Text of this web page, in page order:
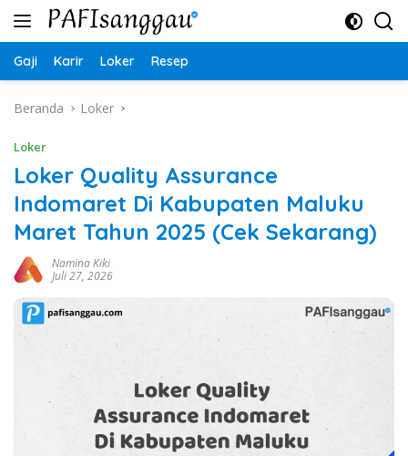
Langsung
Gaji Karir Loker Resep
Beranda Loker
Loker
Loker Quality Assurance
Indomaret Di Kabupaten Maluku
Maret Tahun 2025 (Cek Sekarang)
Namina Kiki
Juli 27, 2026